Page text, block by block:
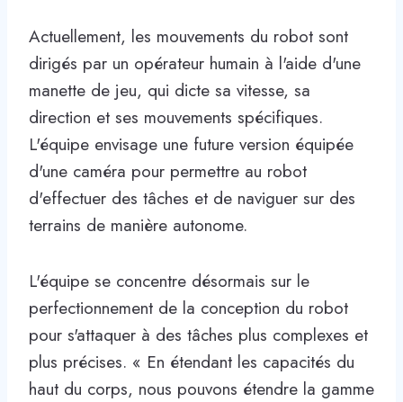
Actuellement, les mouvements du robot sont
dirigés par un opérateur humain à l'aide d'une
manette de jeu, qui dicte sa vitesse, sa
direction et ses mouvements spécifiques.
L'équipe envisage une future version équipée
d'une caméra pour permettre au robot
d'effectuer des tâches et de naviguer sur des
terrains de manière autonome.
L'équipe se concentre désormais sur le
perfectionnement de la conception du robot
pour s'attaquer à des tâches plus complexes et
plus précises. « En étendant les capacités du
haut du corps, nous pouvons étendre la gamme